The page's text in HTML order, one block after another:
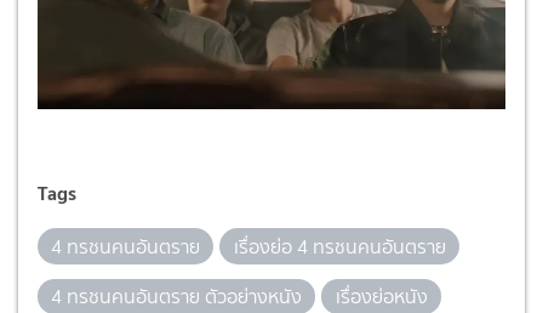
Tags
4 ทรชนคนอันตราย
เรื่องย่อ 4 ทรชนคนอันตราย
4 ทรชนคนอันตราย ตัวอย่างหนัง
เรื่องย่อหนัง